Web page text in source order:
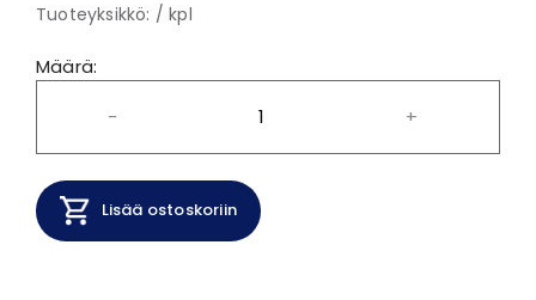
Tuoteyksikkö: / kpl
Määrä:
-
+
Lisää ostoskoriin